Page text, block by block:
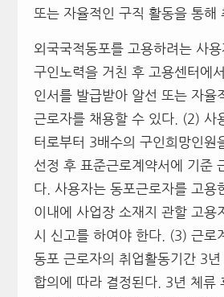
또는 자율적인 구직 활동을 통해
외국국적동포를 고용하려는 사
구인노력을 거친 후 고용센터에
인서를 발급받아 알선 또는 자율
근로자를 채용할 수 있다. (2) 사
터로부터 3배수의 구인희망인원
선정 후 표준근로계약서에 기준
다. 사용자는 동포근로자를 고용
이내에 사업장 소재지 관할 고용
시 신고를 하여야 한다. (3) 근로
동포 근로자의 취업활동기간 3
합의에 따라 결정된다. 3년 체류